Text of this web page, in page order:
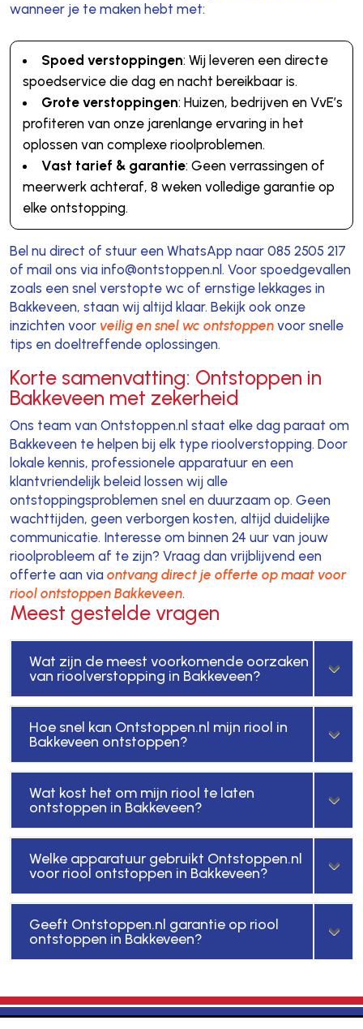
wanneer je te maken hebt met:
Spoed verstoppingen: Wij leveren een directe
spoedservice die dag en nacht bereikbaar is.
Grote verstoppingen: Huizen, bedrijven en VvE’s
profiteren van onze jarenlange ervaring in het
oplossen van complexe rioolproblemen.
Vast tarief & garantie: Geen verrassingen of
meerwerk achteraf, 8 weken volledige garantie op
elke ontstopping.
Bel nu direct of stuur een WhatsApp naar 085 2505 217
of mail ons via info@ontstoppen.nl. Voor spoedgevallen
zoals een snel verstopte wc of ernstige lekkages in
Bakkeveen, staan wij altijd klaar. Bekijk ook onze
inzichten voor veilig en snel wc ontstoppenvoor snelle
tips en doeltreffende oplossingen.
Korte samenvatting: Ontstoppen in
Bakkeveen met zekerheid
Ons team van Ontstoppen.nl staat elke dag paraat om
Bakkeveen te helpen bij elk type rioolverstopping. Door
lokale kennis, professionele apparatuur en een
klantvriendelijk beleid lossen wij alle
ontstoppingsproblemen snel en duurzaam op. Geen
wachttijden, geen verborgen kosten, altijd duidelijke
communicatie. Interesse om binnen 24 uur van jouw
rioolprobleem af te zijn? Vraag dan vrijblijvend een
offerte aan via ontvang direct je offerte op maat voor
riool ontstoppen Bakkeveen.
Meest gestelde vragen
Wat zijn de meest voorkomende oorzaken
van rioolverstopping in Bakkeveen?
Hoe snel kan Ontstoppen.nl mijn riool in
Bakkeveen ontstoppen?
Wat kost het om mijn riool te laten
ontstoppen in Bakkeveen?
Welke apparatuur gebruikt Ontstoppen.nl
voor riool ontstoppen in Bakkeveen?
Geeft Ontstoppen.nl garantie op riool
ontstoppen in Bakkeveen?